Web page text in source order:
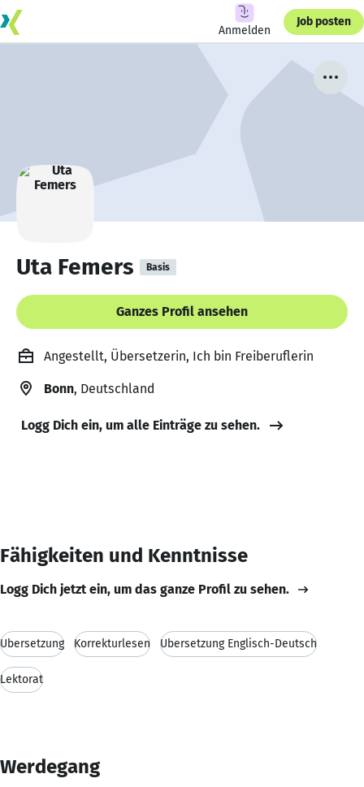
Anmelden
Job posten
Uta Femers Basis
Ganzes Profil ansehen
Angestellt, Übersetzerin, Ich bin Freiberuflerin
Bonn, Deutschland
Logg Dich ein, um alle Einträge zu sehen.
Fähigkeiten und Kenntnisse
Logg Dich jetzt ein, um das ganze Profil zu sehen.
Übersetzung Korrekturlesen Übersetzung Englisch-Deutsch
Lektorat
Werdegang